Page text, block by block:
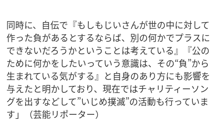
同時に、自伝で『もしもじいさんが世の中に対して
作った負があるとするならば、別の何かでプラスに
できないだろうかということは考えている』『公の
ために何かをしたいっていう意識は、その“負”から
生まれている気がする』と自身のあり方にも影響を
与えたと明かしており、現在ではチャリティーソン
グを出すなどして”いじめ撲滅”の活動も行っていま
す」（芸能リポーター）